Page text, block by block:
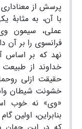
پرسش از
با آن، به مثابۀ
عملی، سیمون
فرانسوی را بر آن
نهد که بر اساس
خداوند از
حقیقت ازلی
خشونت شیطان
«وی» نه خوب
بنابراین، اولین